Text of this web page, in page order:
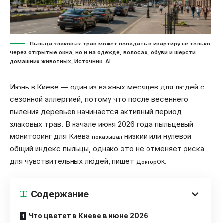
Пыльца злаковых трав может попадать в квартиру не только
через открытые окна, но и на одежде, волосах, обуви и шерсти
домашних животных, Источник: Al
Июнь в Киеве — один из важных месяцев для людей с
сезонной аллергией, потому что после весеннего
пыления деревьев начинается активный период
злаковых трав. В начале июня 2026 года пыльцевый
мониторинг для Киева показывал низкий или нулевой
общий индекс пыльцы, однако это не отменяет риска
для чувствительных людей, пишет ДокторОК.
Содержание
Что цветет в Киеве в июне 2026